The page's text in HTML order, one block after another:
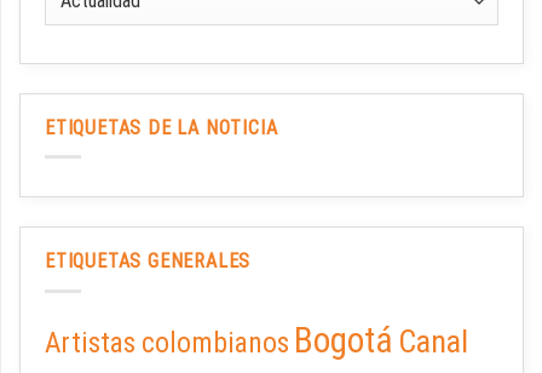
ETIQUETAS DE LA NOTICIA
ETIQUETAS GENERALES
Artistas colombianos Bogotá Canal